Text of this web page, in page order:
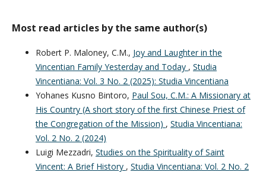
Most read articles by the same author(s)
Robert P. Maloney, C.M., Joy and Laughter in the
Vincentian Family Yesterday and Today , Studia
Vincentiana: Vol. 3 No. 2 (2025): Studia Vincentiana
Yohanes Kusno Bintoro, Paul Sou, C.M.: A Missionary at
His Country (A short story of the first Chinese Priest of
the Congregation of the Mission) , Studia Vincentiana:
Vol. 2 No. 2 (2024)
Luigi Mezzadri, Studies on the Spirituality of Saint
Vincent: A Brief History , Studia Vincentiana: Vol. 2 No. 2